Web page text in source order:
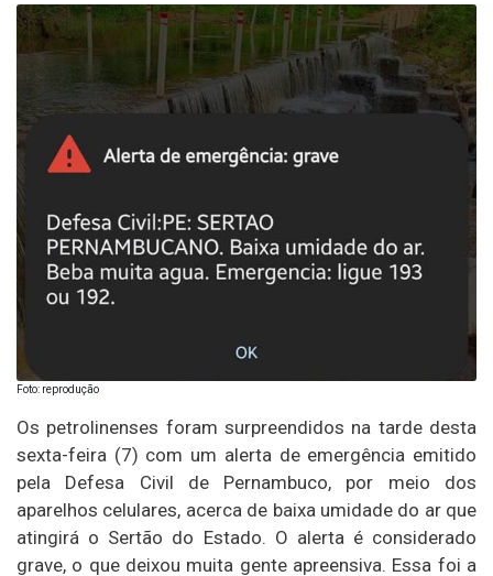
Foto: reprodução
Os petrolinenses foram surpreendidos na tarde desta
sexta-feira (7) com um alerta de emergência emitido
pela Defesa Civil de Pernambuco, por meio dos
aparelhos celulares, acerca de baixa umidade do ar que
atingirá o Sertão do Estado. O alerta é considerado
grave, o que deixou muita gente apreensiva. Essa foi a